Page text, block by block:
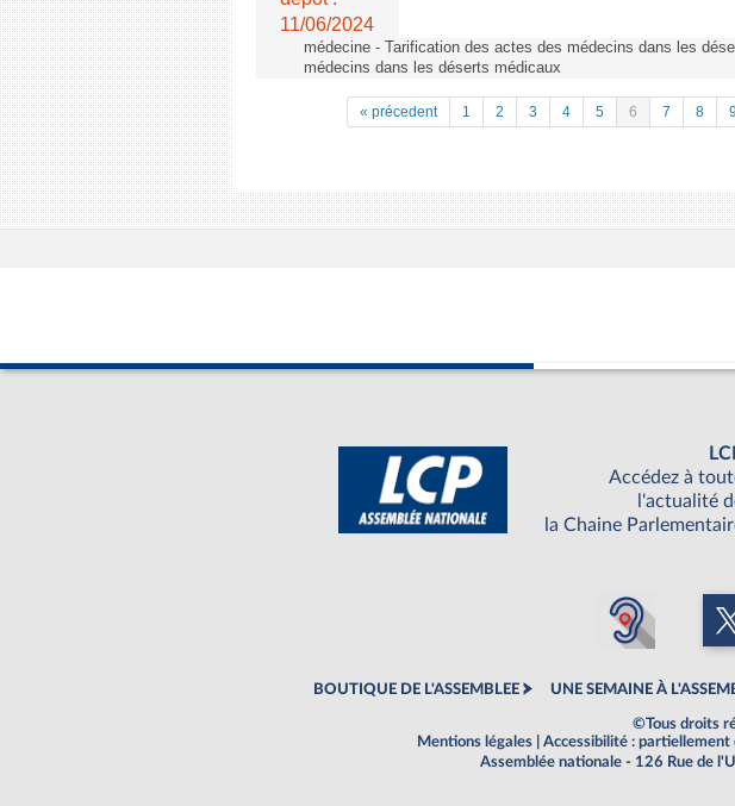
11/06/2024
médecine - Tarification des actes des médecins dans les
médecins dans les déserts médicaux
« précedent 1 2 3 4 5 6 7 8 9
Accédez à
l'actualité
la Chaine
BOUTIQUE DE L'ASSEMBLEE UNE SEMAINE À
©Tous droits
Mentions légales
Accessibilité : partiellement
Assemblée nationale - 126 Rue de